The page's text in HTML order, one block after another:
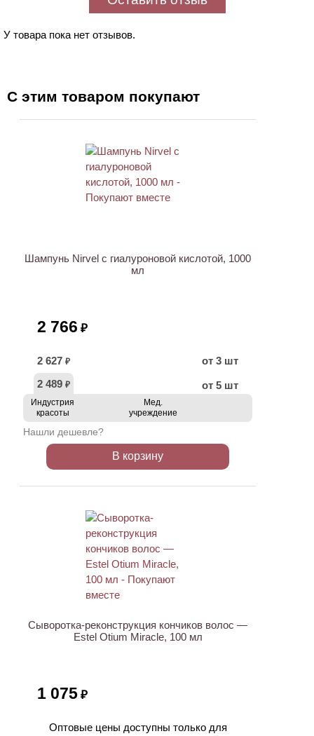
У товара пока нет отзывов.
С этим товаром покупают
Шампунь Nirvel с гиалуроновой кислотой, 1000
мл
2 766 ₽
2 627 ₽
от 3 шт
2 489 ₽ от 5 шт
Индустрия
красоты
Мед.
учреждение
Нашли дешевле?
В корзину
Сыворотка-реконструкция кончиков волос —
Estel Otium Miracle, 100 мл
1 075 ₽
Оптовые цены доступны только для